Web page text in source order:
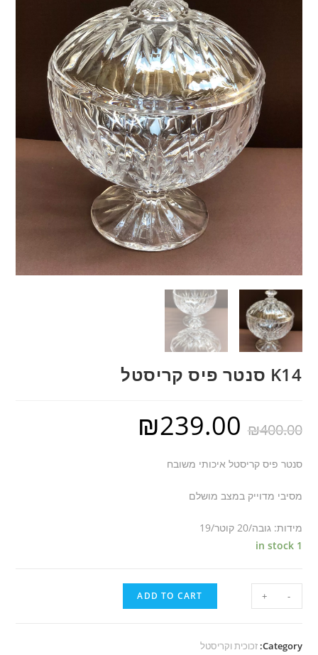
K14 סנטר פיס קריסטל
₪400.00
₪239.00
סנטר פיס קריסטל איכותי משובח
מסיבי מדוייק במצב מושלם
מידות: גובה/20 קוטר/19
1 in stock
-
+
ADD TO CART
Category: זכוכית וקריסטל